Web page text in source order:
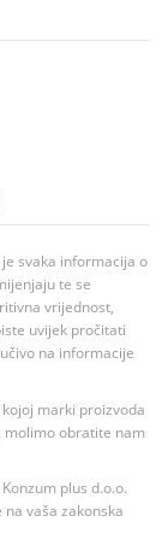
svaka informacija o
te se
vrijednost,
uvijek pročitati
na informacije
marki proizvoda
molimo obratite nam
plus d.o.o.
vaša zakonska